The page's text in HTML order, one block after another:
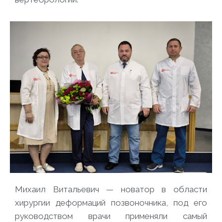
Михаил Витальевич — новатор в области
хирургии деформаций позвоночника, под его
руководством врачи применяли самый